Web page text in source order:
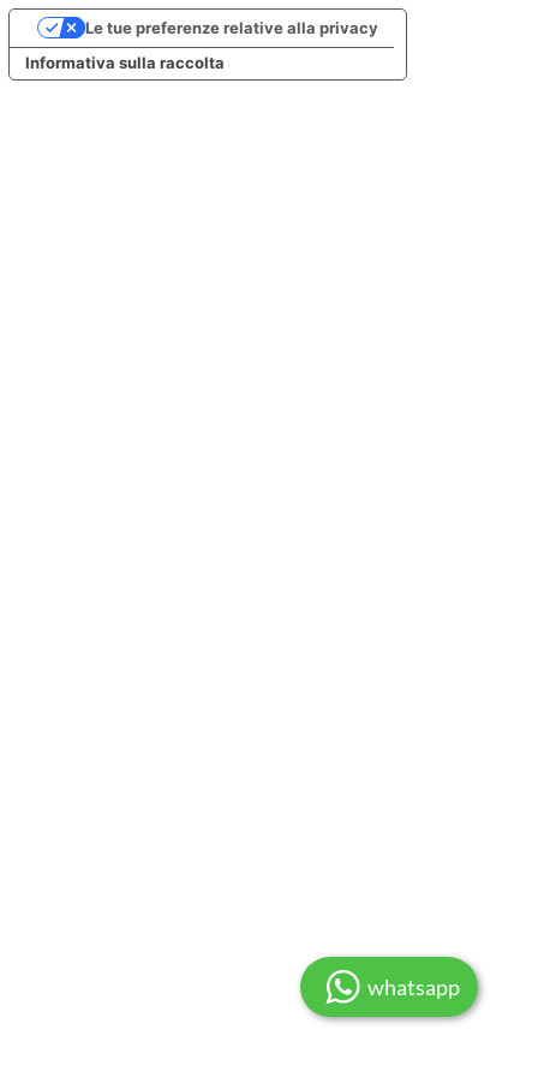
Informativa sulla raccolta
Le tue preferenze relative alla privacy
whatsapp